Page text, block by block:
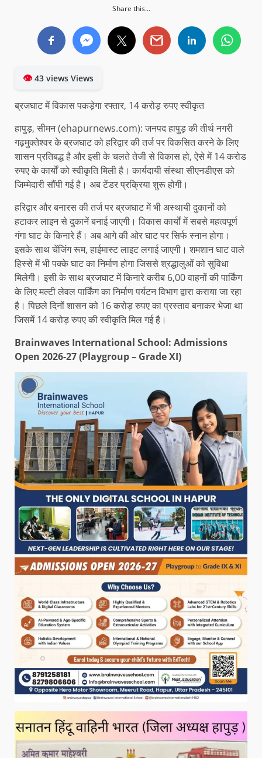
Share this...
👁43 views Views
ब्रजघाट में विकास पकड़ेगा रफ्तार, 14 करोड़ रुपए स्वीकृत
हापुड़, सीमन (ehapurnews.com): जनपद हापुड़ की तीर्थ नगरी
गढ़मुक्तेश्वर के ब्रजघाट को हरिद्वार की तर्ज पर विकसित करने के लिए
शासन प्रतिबद्ध है और इसी के चलते तेजी से विकास हो, ऐसे में 14 करोड
रुपए के कार्यों को स्वीकृति मिली है। कार्यदायी संस्था सीएनडीएस को
जिम्मेदारी सौंपी गई है। अब टेंडर प्रक्रिया शुरू होगी।
हरिद्वार और बनारस की तर्ज पर ब्रजघाट में भी अस्थायी दुकानों को
हटाकर लाइन से दुकानें बनाई जाएगी। विकास कार्यों में सबसे महत्वपूर्ण
गंगा घाट के किनारे हैं। अब आगे की ओर घाट पर सिर्फ स्नान होगा।
इसके साथ चेंजिंग रूम, हाईमास्ट लाइट लगाई जाएगी। शमशान घाट वाले
हिस्से में भी पक्के घाट का निर्माण होगा जिससे श्रद्धालुओं को सुविधा
मिलेगी। इसी के साथ ब्रजघाट में किनारे करीब 6,00 वाहनों की पार्किंग
के लिए मल्टी लेवल पार्किंग का निर्माण पर्यटन विभाग द्वारा कराया जा रहा
है। पिछले दिनों शासन को 16 करोड़ रुपए का प्रस्ताव बनाकर भेजा था
जिसमें 14 करोड़ रुपए की स्वीकृति मिल गई है।
Brainwaves International School: Admissions
Open 2026-27 (Playgroup – Grade XI)